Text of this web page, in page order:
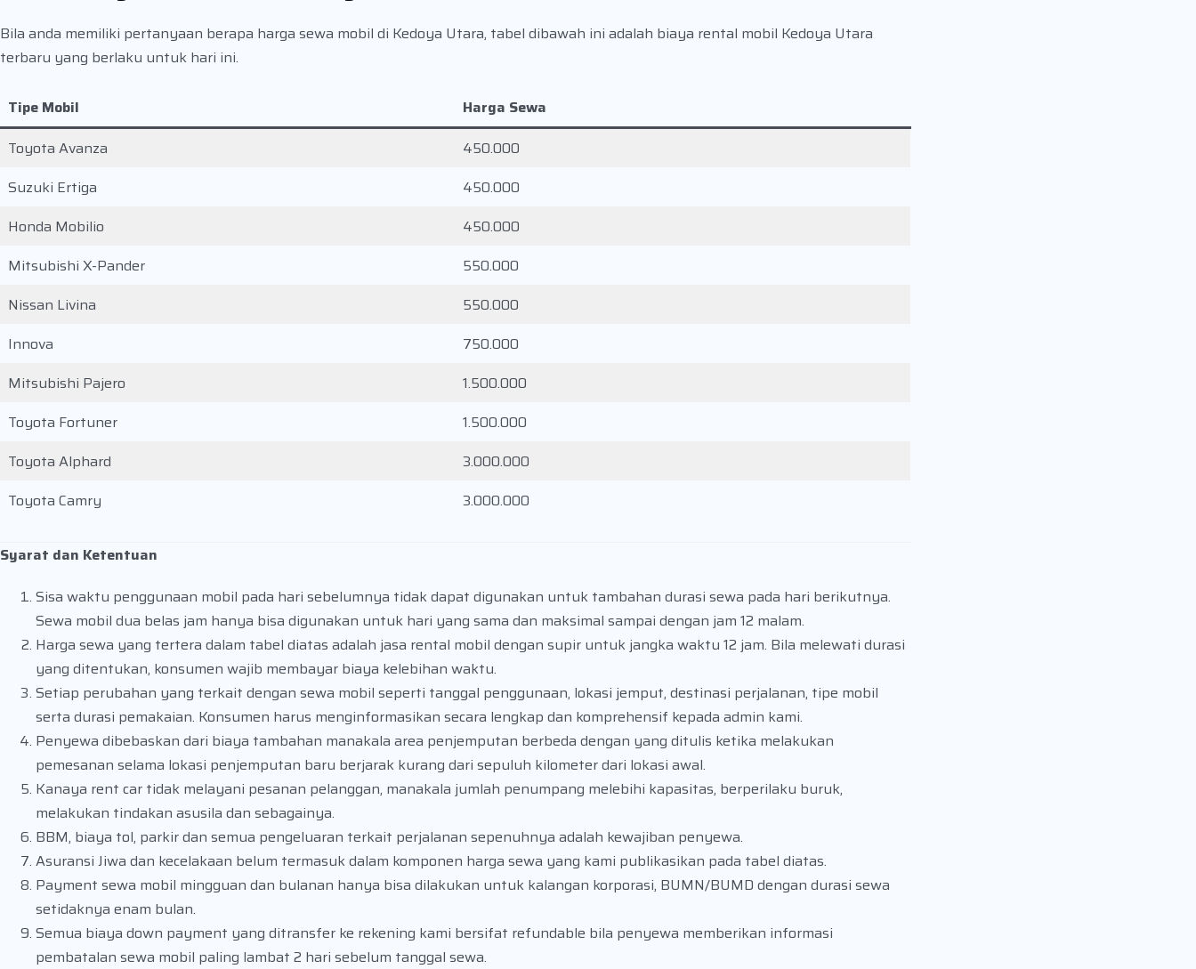
Bila anda memiliki pertanyaan berapa harga sewa mobil di Kedoya Utara, tabel dibawah ini adalah biaya rental mobil Kedoya Utara
terbaru yang berlaku untuk hari ini.
Tipe Mobil
Harga Sewa
Toyota Avanza
450.000
Suzuki Ertiga
450.000
Honda Mobilio
450.000
Mitsubishi X-Pander
550.000
Nissan Livina
550.000
Innova
750.000
Mitsubishi Pajero
1.500.000
Toyota Fortuner
1.500.000
Toyota Alphard
3.000.000
Toyota Camry
3.000.000
Syarat dan Ketentuan
Sisa waktu penggunaan mobil pada hari sebelumnya tidak dapat digunakan untuk tambahan durasi sewa pada hari berikutnya.
Sewa mobil dua belas jam hanya bisa digunakan untuk hari yang sama dan maksimal sampai dengan jam 12 malam.
Harga sewa yang tertera dalam tabel diatas adalah jasa rental mobil dengan supir untuk jangka waktu 12 jam. Bila melewati durasi
yang ditentukan, konsumen wajib membayar biaya kelebihan waktu.
Setiap perubahan yang terkait dengan sewa mobil seperti tanggal penggunaan, lokasi jemput, destinasi perjalanan, tipe mobil
serta durasi pemakaian. Konsumen harus menginformasikan secara lengkap dan komprehensif kepada admin kami.
Penyewa dibebaskan dari biaya tambahan manakala area penjemputan berbeda dengan yang ditulis ketika melakukan
pemesanan selama lokasi penjemputan baru berjarak kurang dari sepuluh kilometer dari lokasi awal.
Kanaya rent car tidak melayani pesanan pelanggan, manakala jumlah penumpang melebihi kapasitas, berperilaku buruk,
melakukan tindakan asusila dan sebagainya.
BBM, biaya tol, parkir dan semua pengeluaran terkait perjalanan sepenuhnya adalah kewajiban penyewa.
Asuransi Jiwa dan kecelakaan belum termasuk dalam komponen harga sewa yang kami publikasikan pada tabel diatas.
Payment sewa mobil mingguan dan bulanan hanya bisa dilakukan untuk kalangan korporasi, BUMN/BUMD dengan durasi sewa
setidaknya enam bulan.
Semua biaya down payment yang ditransfer ke rekening kami bersifat refundable bila penyewa memberikan informasi
pembatalan sewa mobil paling lambat 2 hari sebelum tanggal sewa.